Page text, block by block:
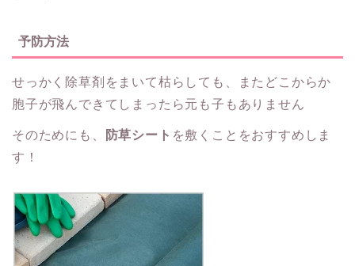
予防方法
せっかく除草剤をまいて枯らしても、またどこからか
胞子が飛んできてしまったら元も子もありません
そのためにも、 防草シート を敷くことをおすすめしま
す！